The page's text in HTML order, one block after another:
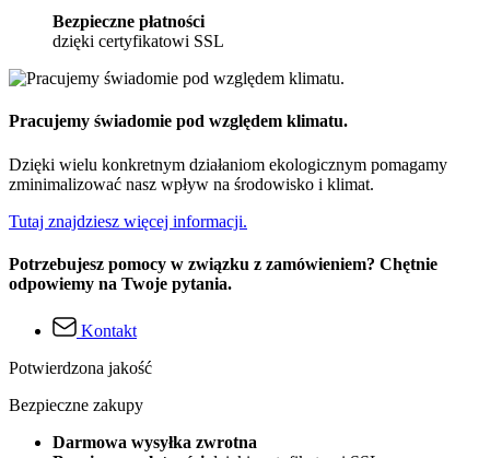
Bezpieczne płatności
dzięki certyfikatowi SSL
Pracujemy świadomie pod względem klimatu.
Dzięki wielu konkretnym działaniom ekologicznym pomagamy
zminimalizować nasz wpływ na środowisko i klimat.
Tutaj znajdziesz więcej informacji.
Potrzebujesz pomocy w związku z zamówieniem? Chętnie
odpowiemy na Twoje pytania.
Kontakt
Potwierdzona jakość
Bezpieczne zakupy
Darmowa wysyłka zwrotna